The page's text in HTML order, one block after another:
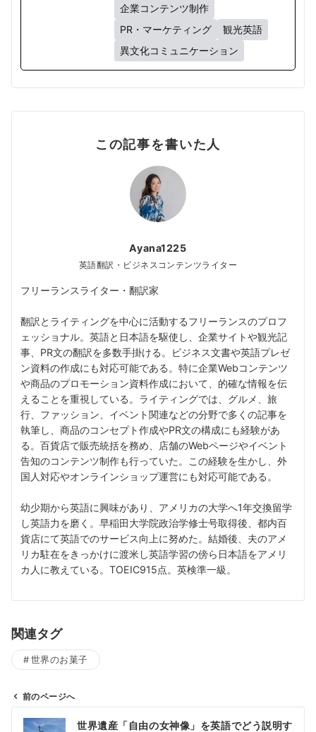
企業コンテンツ制作
PR・マーケティング
観光英語
異文化コミュニケーション
この記事を書いた人
Ayana1225
英語翻訳・ビジネスコンテンツライター
フリーランスライター・翻訳家
翻訳とライティングを中心に活動するフリーランスのプロフ
ェッショナル。英語と日本語を駆使し、企業サイトや観光記
事、PR文の翻訳を多数手掛ける。ビジネス文書や英語プレゼ
ン資料の作成にも対応可能である。特に企業Webコンテンツ
や商品のプロモーション資料作成において、的確な情報を伝
えることを重視している。ライティングでは、グルメ、旅
行、ファッション、イベント関連などの分野で多くの記事を
執筆し、商品のコンセプト作成やPR文の構成にも経験があ
る。百貨店で販売統括を務め、店舗のWebページやイベント
告知のコンテンツ制作も行っていた。この経験を生かし、外
国人対応やオンラインショップ運営にも対応可能である。
幼少期から英語に興味があり、アメリカの大学へ1年交換留学
し英語力を磨く。早稲田大学院政治学修士号取得後、都内百
貨店にて英語でのサービス向上に努めた。結婚後、夫のアメ
リカ駐在をきっかけに渡米し英語学習の傍ら日本語をアメリ
カ人に教えている。TOEIC915点。英検準一級。
関連タグ
世界のお菓子
前のページへ
世界遺産「自由の女神像」を英語でどう説明す